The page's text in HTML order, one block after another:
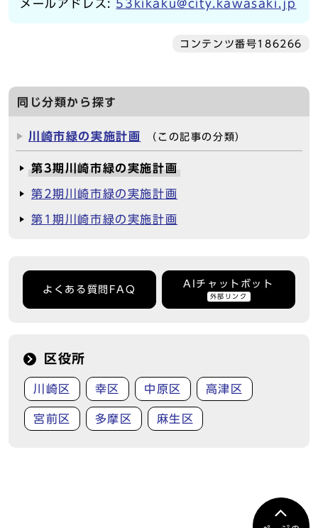
メールアドレス: 53kikaku@city.kawasaki.jp
コンテンツ番号186266
同じ分類から探す
川崎市緑の実施計画 （この記事の分類）
第3期川崎市緑の実施計画
第2期川崎市緑の実施計画
第1期川崎市緑の実施計画
よくある質問FAQ
AIチャットボット
外部リンク
区役所
川崎区 幸区 中原区 高津区
宮前区 多摩区 麻生区